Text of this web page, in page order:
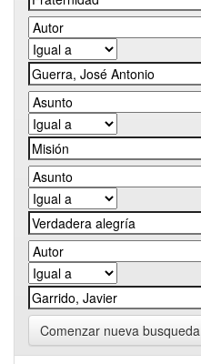
Comenzar nueva busqueda